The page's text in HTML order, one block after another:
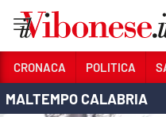
Sezioni
CRONACA POLITICA
MALTEMPO CALABRIA